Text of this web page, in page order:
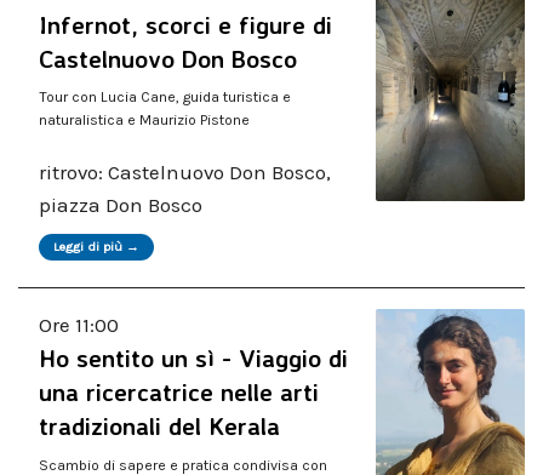
Infernot, scorci e figure di
Castelnuovo Don Bosco
Tour con Lucia Cane, guida turistica e
naturalistica e Maurizio Pistone
ritrovo: Castelnuovo Don Bosco,
piazza Don Bosco
Leggi di più →
Ore 11:00
Ho sentito un sì - Viaggio di
una ricercatrice nelle arti
tradizionali del Kerala
Scambio di sapere e pratica condivisa con